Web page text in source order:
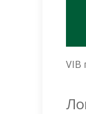
VIB